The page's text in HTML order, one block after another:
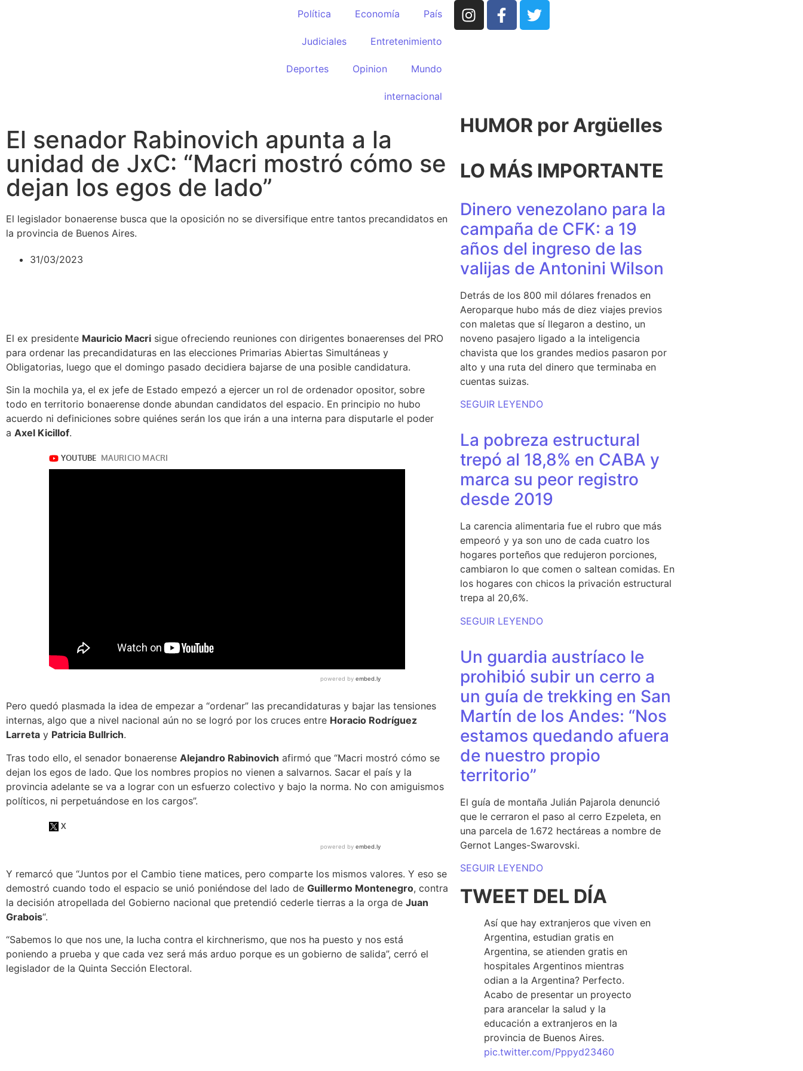
Política Economía País
Judiciales Entretenimiento
Deportes Opinion Mundo
internacional
El senador Rabinovich apunta a la
unidad de JxC: “Macri mostró cómo se
dejan los egos de lado”
El legislador bonaerense busca que la oposición no se diversifique entre tantos precandidatos en
la provincia de Buenos Aires.
31/03/2023
El ex presidente Mauricio Macri sigue ofreciendo reuniones con dirigentes bonaerenses del PRO
para ordenar las precandidaturas en las elecciones Primarias Abiertas Simultáneas y
Obligatorias, luego que el domingo pasado decidiera bajarse de una posible candidatura.
Sin la mochila ya, el ex jefe de Estado empezó a ejercer un rol de ordenador opositor, sobre
todo en territorio bonaerense donde abundan candidatos del espacio. En principio no hubo
acuerdo ni definiciones sobre quiénes serán los que irán a una interna para disputarle el poder
a Axel Kicillof.
Pero quedó plasmada la idea de empezar a “ordenar” las precandidaturas y bajar las tensiones
internas, algo que a nivel nacional aún no se logró por los cruces entre Horacio Rodríguez
Larreta y Patricia Bullrich.
Tras todo ello, el senador bonaerense Alejandro Rabinovich afirmó que “Macri mostró cómo se
dejan los egos de lado. Que los nombres propios no vienen a salvarnos. Sacar el país y la
provincia adelante se va a lograr con un esfuerzo colectivo y bajo la norma. No con amiguismos
políticos, ni perpetuándose en los cargos”.
Y remarcó que “Juntos por el Cambio tiene matices, pero comparte los mismos valores. Y eso se
demostró cuando todo el espacio se unió poniéndose del lado de Guillermo Montenegro, contra
la decisión atropellada del Gobierno nacional que pretendió cederle tierras a la orga de Juan
Grabois“.
“Sabemos lo que nos une, la lucha contra el kirchnerismo, que nos ha puesto y nos está
poniendo a prueba y que cada vez será más arduo porque es un gobierno de salida”, cerró el
legislador de la Quinta Sección Electoral.
HUMOR por Argüelles​
LO MÁS IMPORTANTE
Dinero venezolano para la
campaña de CFK: a 19
años del ingreso de las
valijas de Antonini Wilson
Detrás de los 800 mil dólares frenados en
Aeroparque hubo más de diez viajes previos
con maletas que sí llegaron a destino, un
noveno pasajero ligado a la inteligencia
chavista que los grandes medios pasaron por
alto y una ruta del dinero que terminaba en
cuentas suizas.
SEGUIR LEYENDO
La pobreza estructural
trepó al 18,8% en CABA y
marca su peor registro
desde 2019
La carencia alimentaria fue el rubro que más
empeoró y ya son uno de cada cuatro los
hogares porteños que redujeron porciones,
cambiaron lo que comen o saltean comidas. En
los hogares con chicos la privación estructural
trepa al 20,6%.
SEGUIR LEYENDO
Un guardia austríaco le
prohibió subir un cerro a
un guía de trekking en San
Martín de los Andes: “Nos
estamos quedando afuera
de nuestro propio
territorio”
El guía de montaña Julián Pajarola denunció
que le cerraron el paso al cerro Ezpeleta, en
una parcela de 1.672 hectáreas a nombre de
Gernot Langes-Swarovski.
SEGUIR LEYENDO
TWEET DEL DÍA
Así que hay extranjeros que viven en
Argentina, estudian gratis en
Argentina, se atienden gratis en
hospitales Argentinos mientras
odian a la Argentina? Perfecto.
Acabo de presentar un proyecto
para arancelar la salud y la
educación a extranjeros en la
provincia de Buenos Aires.
pic.twitter.com/Pppyd23460